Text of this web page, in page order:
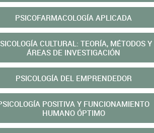
PSICOFARMACOLOGÍA APLICADA
CULTURAL: TEORÍA, MÉTODOS Y
ÁREAS DE INVESTIGACIÓN
PSICOLOGÍA DEL EMPRENDEDOR
POSITIVA Y FUNCIONAMIENTO
HUMANO ÓPTIMO